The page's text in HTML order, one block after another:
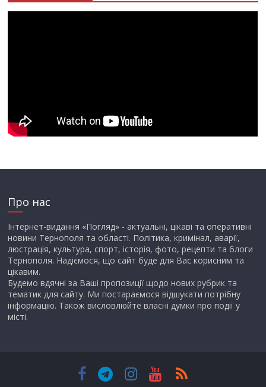
Про нас
Інтернет-видання «Погляд» - актуальні, цікаві та оперативні
новини Тернополя та області. Політика, кримінал, аварії,
люстрація, культура, спорт, історія, фото, рецепти та блоги
Тернополя. Надіємося, що сайт буде для Вас корисним та
цікавим.
Будемо вдячні за Ваші пропозиції щодо нових рубрик та
тематик для сайту. Ми постараємося відшукати потрібну
інформацію. Також висловлюйте власні думки про події у
місті.